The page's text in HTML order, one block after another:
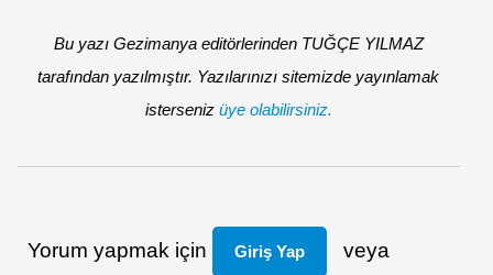
Bu yazı Gezimanya editörlerinden TUĞÇE YILMAZ
tarafından yazılmıştır. Yazılarınızı sitemizde yayınlamak
isterseniz üye olabilirsiniz.
Yorum yapmak için Giriş Yap veya